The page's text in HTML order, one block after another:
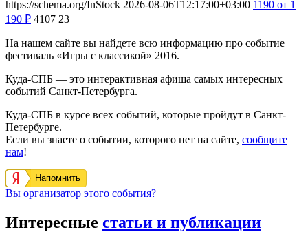
https://schema.org/InStock 2026-08-06T12:17:00+03:00 1190 от 1
190 ₽ 4107 23
На нашем сайте вы найдете всю информацию про событие
фестиваль «Игры с классикой» 2016.
Куда-СПБ — это интерактивная афиша самых интересных
событий Санкт-Петербурга.
Куда-СПБ в курсе всех событий, которые пройдут в Санкт-
Петербурге.
Если вы знаете о событии, которого нет на сайте, сообщите
нам!
Напомнить
Вы организатор этого события?
Интересные статьи и публикации